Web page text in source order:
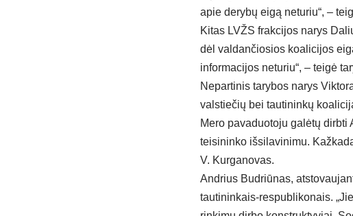
apie derybų eigą neturiu“, –
Kitas LVŽS frakcijos narys
dėl valdančiosios koalicijos
informacijos neturiu“, – teigė
Nepartinis tarybos narys
valstiečių bei tautininkų
Mero pavaduotoju galėtų
teisininko išsilavinimu.
V. Kurganovas.
Andrius Budriūnas,
tautininkais-respublikonais.